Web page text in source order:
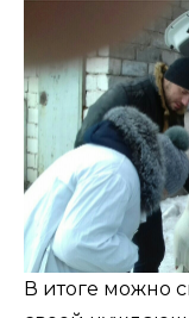
В итоге можно